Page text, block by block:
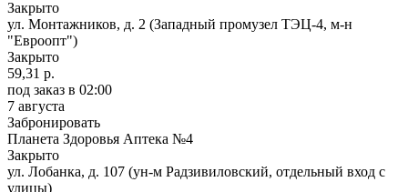
Закрыто
ул. Монтажников, д. 2 (Западный промузел ТЭЦ-4, м-н
"Евроопт")
Закрыто
59,31 р.
под заказ в 02:00
7 августа
Забронировать
Планета Здоровья Аптека №4
Закрыто
ул. Лобанка, д. 107 (ун-м Радзивиловский, отдельный вход с
улицы)